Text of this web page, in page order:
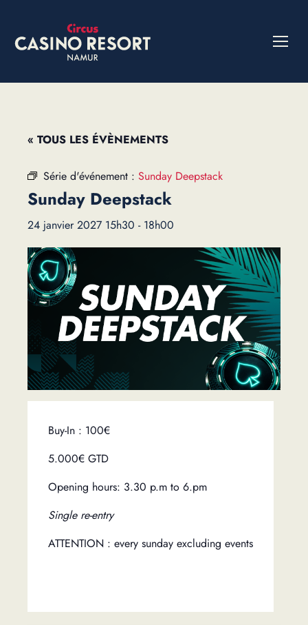
« TOUS LES ÉVÈNEMENTS
Série d'événement : Sunday Deepstack
Sunday Deepstack
24 janvier 2027 15h30 - 18h00
Buy-In : 100€
5.000€ GTD
Opening hours: 3.30 p.m to 6.pm
Single re-entry
ATTENTION : every sunday excluding events